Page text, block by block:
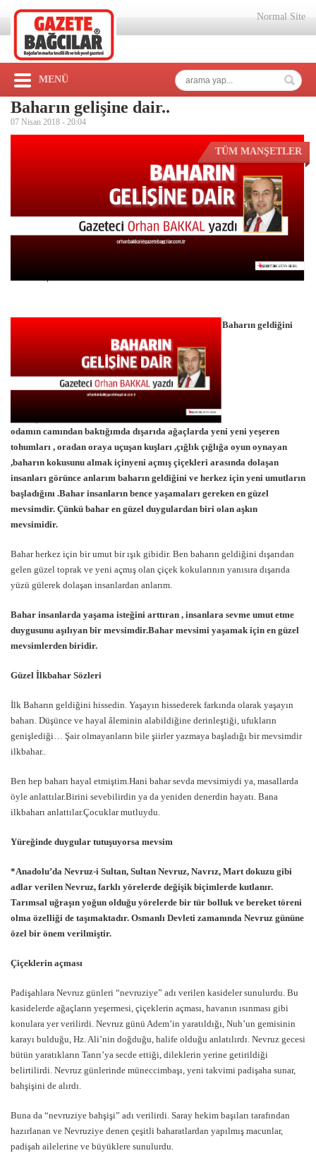
Normal Site
MENÜ
Baharın gelişine dair..
07 Nisan 2018 - 20:04
TÜM MANŞETLER
Baharın geldiğini
odamın camından baktığımda dışarıda ağaçlarda yeni yeni yeşeren
tohumları , oradan oraya uçuşan kuşları ,çığlık çığlığa oyun oynayan
,baharın kokusunu almak içinyeni açmış çiçekleri arasında dolaşan
insanları görünce anlarım baharın geldiğini ve herkez için yeni umutların
başladığını .Bahar insanların bence yaşamaları gereken en güzel
mevsimdir. Çünkü bahar en güzel duygulardan biri olan aşkın
mevsimidir.
Bahar herkez için bir umut bir ışık gibidir. Ben baharın geldiğini dışarıdan
gelen güzel toprak ve yeni açmış olan çiçek kokularının yanısıra dışarıda
yüzü gülerek dolaşan insanlardan anlarım.
Bahar insanlarda yaşama isteğini arttıran , insanlara sevme umut etme
duygusunu aşılıyan bir mevsimdir.Bahar mevsimi yaşamak için en güzel
mevsimlerden biridir.
Güzel İlkbahar Sözleri
İlk Baharın geldiğini hissedin. Yaşayın hissederek farkında olarak yaşayın
baharı. Düşünce ve hayal âleminin alabildiğine derinleştiği, ufukların
genişlediği… Şair olmayanların bile şiirler yazmaya başladığı bir mevsimdir
ilkbahar..
Ben hep baharı hayal etmiştim.Hani bahar sevda mevsimiydi ya, masallarda
öyle anlattılar.Birini sevebilirdin ya da yeniden denerdin hayatı. Bana
ilkbaharı anlattılar.Çocuklar mutluydu.
Yüreğinde duygular tutuşuyorsa mevsim
*Anadolu’da Nevruz-i Sultan, Sultan Nevruz, Navrız, Mart dokuzu gibi
adlar verilen Nevruz, farklı yörelerde değişik biçimlerde kutlanır.
Tarımsal uğraşın yoğun olduğu yörelerde bir tür bolluk ve bereket töreni
olma özelliği de taşımaktadır. Osmanlı Devleti zamanında Nevruz gününe
özel bir önem verilmiştir.
Çiçeklerin açması
Padişahlara Nevruz günleri “nevruziye” adı verilen kasideler sunulurdu. Bu
kasidelerde ağaçların yeşermesi, çiçeklerin açması, havanın ısınması gibi
konulara yer verilirdi. Nevruz günü Adem’in yaratıldığı, Nuh’un gemisinin
karayı bulduğu, Hz. Ali’nin doğduğu, halife olduğu anlatılırdı. Nevruz gecesi
bütün yaratıkların Tanrı’ya secde ettiği, dileklerin yerine getirildiği
belirtilirdi. Nevruz günlerinde müneccimbaşı, yeni takvimi padişaha sunar,
bahşişini de alırdı.
Buna da “nevruziye bahşişi” adı verilirdi. Saray hekim başıları tarafından
hazırlanan ve Nevruziye denen çeşitli baharatlardan yapılmış macunlar,
padişah ailelerine ve büyüklere sunulurdu.